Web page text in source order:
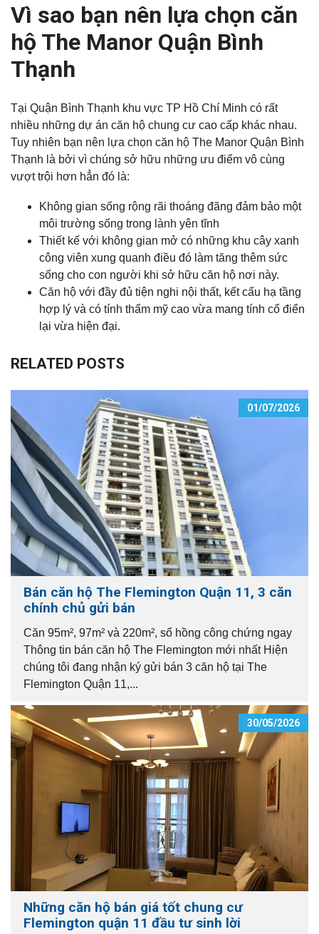
Vì sao bạn nên lựa chọn căn
hộ The Manor Quận Bình
Thạnh
Tại Quận Bình Thạnh khu vực TP Hồ Chí Minh có rất
nhiều những dự án căn hộ chung cư cao cấp khác nhau.
Tuy nhiên bạn nên lựa chọn căn hộ The Manor Quận Bình
Thạnh là bởi vì chúng sở hữu những ưu điểm vô cùng
vượt trội hơn hẳn đó là:
Không gian sống rộng rãi thoáng đãng đảm bảo một
môi trường sống trong lành yên tĩnh
Thiết kế với không gian mở có những khu cây xanh
công viên xung quanh điều đó làm tăng thêm sức
sống cho con người khi sở hữu căn hộ nơi này.
Căn hộ với đầy đủ tiện nghi nội thất, kết cấu hạ tầng
hợp lý và có tính thẩm mỹ cao vừa mang tính cổ điển
lại vừa hiện đại.
RELATED POSTS
01/07/2026
Bán căn hộ The Flemington Quận 11, 3 căn
chính chủ gửi bán
Căn 95m², 97m² và 220m², sổ hồng công chứng ngay
Thông tin bán căn hộ The Flemington mới nhất Hiện
chúng tôi đang nhận ký gửi bán 3 căn hộ tại The
Flemington Quận 11,...
30/05/2026
Những căn hộ bán giá tốt chung cư
Flemington quận 11 đầu tư sinh lời